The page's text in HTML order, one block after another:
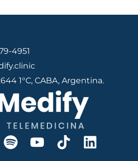
4951
1°C, CABA, Argentina.